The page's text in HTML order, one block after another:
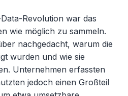
Revolution war das
wie möglich zu sammeln.
nachgedacht, warum die
wurden und wie sie
Unternehmen erfassten
jedoch einen Großteil